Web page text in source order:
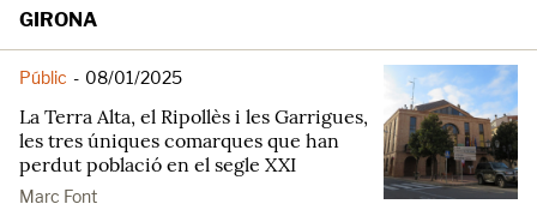
GIRONA
Públic - 08/01/2025
La Terra Alta, el Ripollès i les Garrigues,
les tres úniques comarques que han
perdut població en el segle XXI
Marc Font